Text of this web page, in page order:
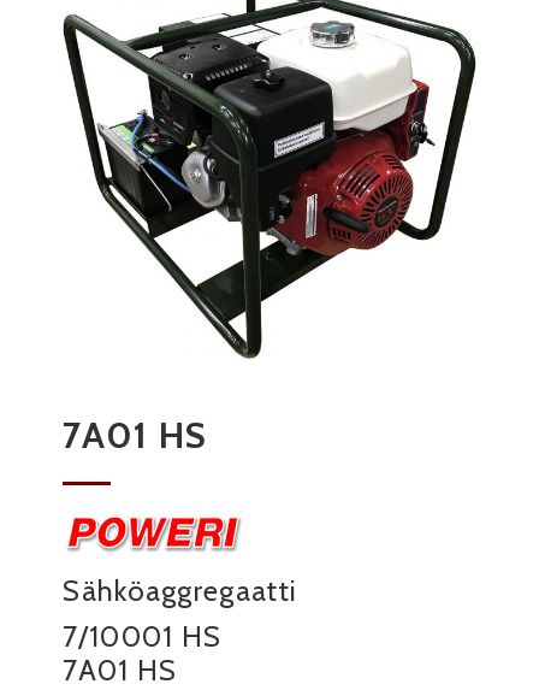
7A01 HS
Sähköaggregaatti
7/10001 HS
7A01 HS